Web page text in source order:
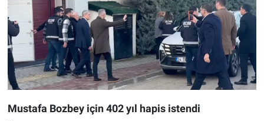
Mustafa Bozbey için 402 yıl hapis istendi